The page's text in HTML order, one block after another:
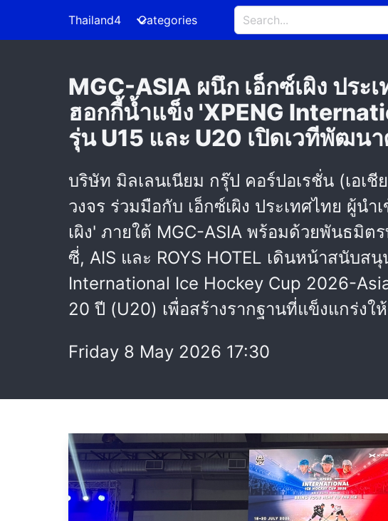
Thailand4 Categories
MGC-ASIA ผนึก เอ็กซ์เผิง ปร
ฮอกกี้น้ำแข็ง 'XPENG
รุ่น U15 และ U20 เปิดเวทีพัฒน
บริษัท มิลเลนเนียม กรุ๊ป คอร์ปอเรชั่น (เอ
วงจร ร่วมมือกับ เอ็กซ์เผิง ประเทศไทย ผู้น
เผิง' ภายใต้ MGC-ASIA พร้อมด้วยพันธมิต
ซี่, AIS และ ROYS HOTEL เดินหน้าสนับ
International Ice Hockey Cup 2026-
20 ปี (U20) เพื่อสร้างรากฐานที่แข็งแกร่ง
Friday 8 May 2026 17:30